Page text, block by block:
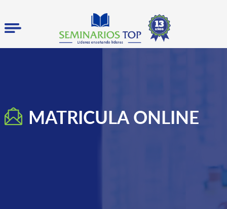
MATRICULA ONLINE